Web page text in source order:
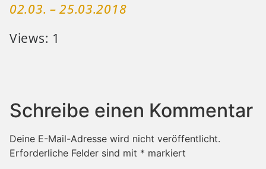
02.03. – 25.03.2018
Views: 1
Schreibe einen Kommentar
Deine E-Mail-Adresse wird nicht veröffentlicht.
Erforderliche Felder sind mit * markiert